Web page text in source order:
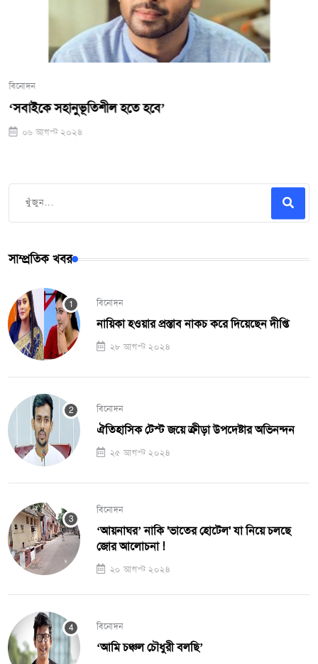
বিনোদন
‘সবাইকে সহানুভূতিশীল হতে হবে’
০৬ আগস্ট ২০২৪
সাম্প্রতিক খবর
বিনোদন
নায়িকা হওয়ার প্রস্তাব নাকচ করে দিয়েছেন দীপ্তি
২৮ আগস্ট ২০২৪
বিনোদন
ঐতিহাসিক টেস্ট জয়ে ক্রীড়া উপদেষ্টার অভিনন্দন
২৫ আগস্ট ২০২৪
বিনোদন
‘আয়নাঘর’ নাকি 'ভাতের হোটেল' যা নিয়ে চলছে
জোর আলোচনা !
২০ আগস্ট ২০২৪
বিনোদন
‘আমি চঞ্চল চৌধুরী বলছি’